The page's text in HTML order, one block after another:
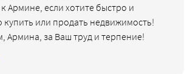
Армине, если хотите быстро и
купить или продать недвижимость!
Армина, за Ваш труд и терпение!